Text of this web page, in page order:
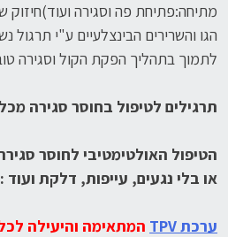
מתיחה:פתיחת פה וסגירה ועוד)חיזוק
הגו והשרירים הבינצלעיים ע"י תרגול
לתמוך בתהליך הפקת הקול וסגירה
תרגילים לטיפול בחוסר סגירה
הטיפול האולטימטיבי לחוסר
או בלי נגעים, עייפות, דלקת ועוד :
ערכתTPV המתאימה והיעילה